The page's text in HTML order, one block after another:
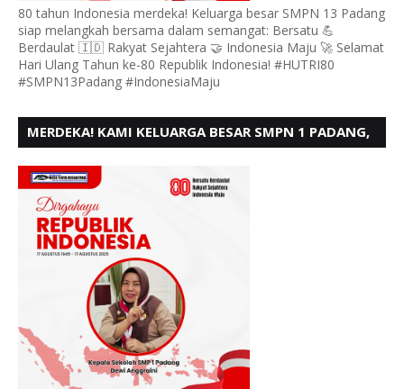
80 tahun Indonesia merdeka! Keluarga besar SMPN 13 Padang
siap melangkah bersama dalam semangat: Bersatu 💪
Berdaulat 🇮🇩 Rakyat Sejahtera 🤝 Indonesia Maju 🚀 Selamat
Hari Ulang Tahun ke-80 Republik Indonesia! #HUTRI80
#SMPN13Padang #IndonesiaMaju
MERDEKA! KAMI KELUARGA BESAR SMPN 1 PADANG,